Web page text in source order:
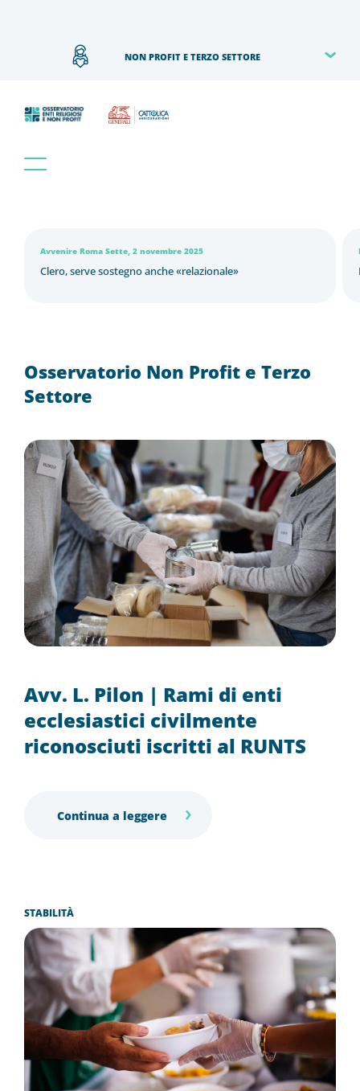
NON PROFIT E TERZO SETTORE
Clero, serve sostegno anche «relazionale»
Avvenire Roma Sette, 2 novembre 2025
Osservatorio Non Profit e Terzo
Settore
Avv. L. Pilon | Rami di enti
ecclesiastici civilmente
riconosciuti iscritti al RUNTS
Continua a leggere
STABILITÀ